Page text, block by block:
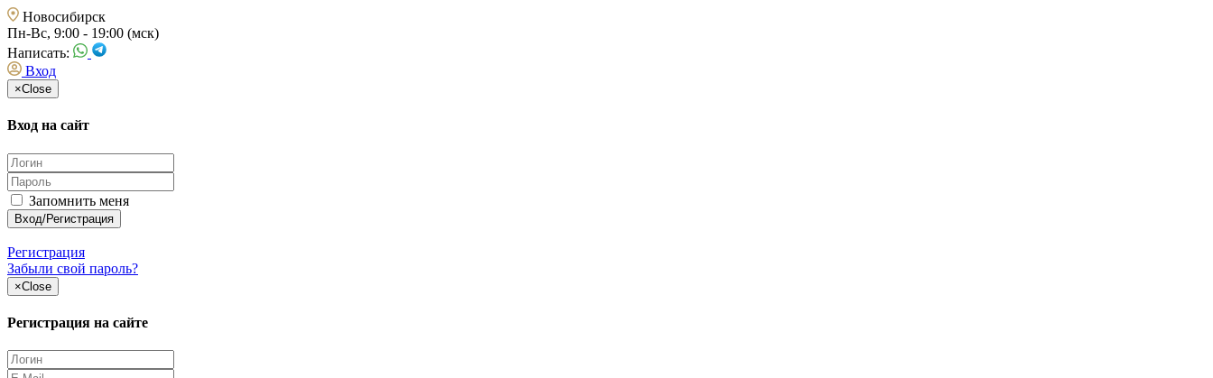
Новосибирск
Пн-Вс, 9:00 - 19:00 (мск)
Написать:
Вход
×Close
Вход на сайт
Запомнить меня
Регистрация
Забыли свой пароль?
×Close
Регистрация на сайте